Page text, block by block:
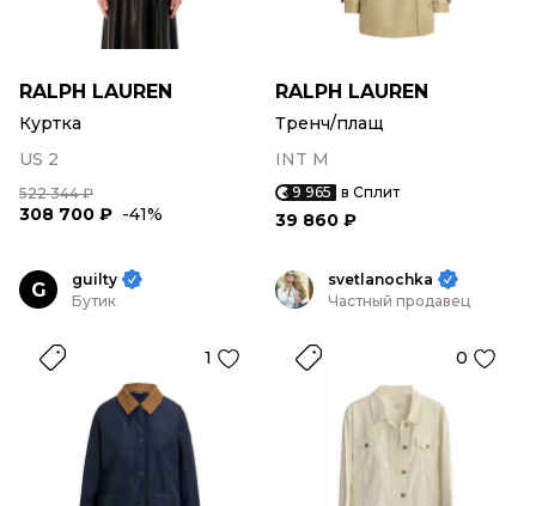
RALPH LAUREN
Куртка
US 2
522 344 ₽
308 700 ₽ -41%
RALPH LAUREN
Тренч/плащ
INT M
9 965 в Сплит
39 860 ₽
G
guilty
Бутик
1
svetlanochka
Частный продавец
0